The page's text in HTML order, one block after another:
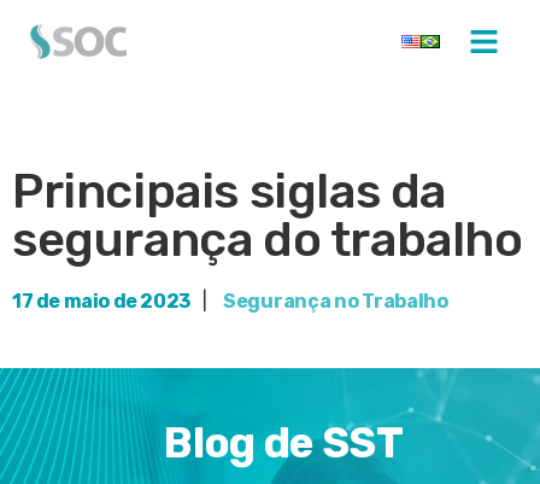
Principais siglas da
segurança do trabalho
17 de maio de 2023 Segurança no Trabalho
Blog de SST